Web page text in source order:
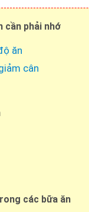
cần phải nhớ
ăn
cân
các bữa ăn